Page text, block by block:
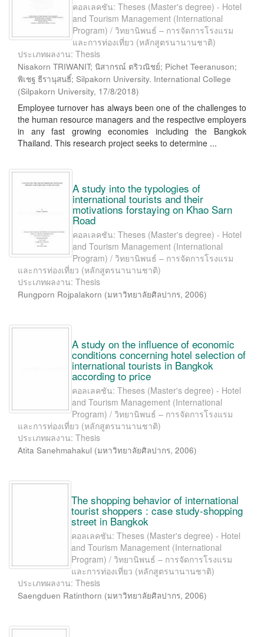
คอลเลคชัน: Theses (Master's degree) - Hotel
and Tourism Management (International
Program) / วิทยานิพนธ์ – การจัดการโรงแรม
และการท่องเที่ยว (หลักสูตรนานานชาติ)
ประเภทผลงาน: Thesis
Nisakorn TRIWANIT; นิสากรณ์ ตริวณิชย์; Pichet Teeranuson;
พิเชฐ ธีรานุสนธิ์; Silpakorn University. International College
(Silpakorn University, 17/8/2018)
Employee turnover has always been one of the challenges to
the human resource managers and the respective employers
in any fast growing economies including the Bangkok
Thailand. This research project seeks to determine ...
A study into the typologies of
international tourists and their
motivations forstaying on Khao Sarn
Road
คอลเลคชัน: Theses (Master's degree) - Hotel
and Tourism Management (International
Program) / วิทยานิพนธ์ – การจัดการโรงแรม
และการท่องเที่ยว (หลักสูตรนานานชาติ)
ประเภทผลงาน: Thesis
Rungporn Rojpalakorn (มหาวิทยาลัยศิลปากร, 2006)
A study on the influence of economic
conditions concerning hotel selection of
international tourists in Bangkok
according to price
คอลเลคชัน: Theses (Master's degree) - Hotel
and Tourism Management (International
Program) / วิทยานิพนธ์ – การจัดการโรงแรม
และการท่องเที่ยว (หลักสูตรนานานชาติ)
ประเภทผลงาน: Thesis
Atita Sanehmahakul (มหาวิทยาลัยศิลปากร, 2006)
The shopping behavior of international
tourist shoppers : case study-shopping
street in Bangkok
คอลเลคชัน: Theses (Master's degree) - Hotel
and Tourism Management (International
Program) / วิทยานิพนธ์ – การจัดการโรงแรม
และการท่องเที่ยว (หลักสูตรนานานชาติ)
ประเภทผลงาน: Thesis
Saengduen Ratinthorn (มหาวิทยาลัยศิลปากร, 2006)